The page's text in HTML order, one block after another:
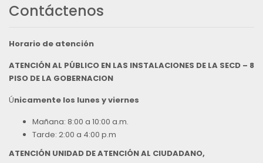
Contáctenos
Horario de atención
ATENCIÓN AL PÚBLICO EN LAS INSTALACIONES DE LA SECD – 8
PISO DE LA GOBERNACION
Únicamente los lunes y viernes
Mañana: 8:00 a 10:00 a.m.
Tarde: 2:00 a 4:00 p.m
ATENCIÓN UNIDAD DE ATENCIÓN AL CIUDADANO,